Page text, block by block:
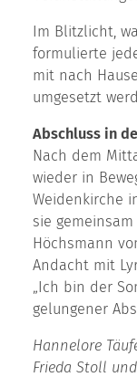
Im Blitzlicht,
formulierte
mit nach
umgesetzt
Abschluss in
Nach dem
wieder in
Weidenkirche
sie
Höchsmann
Andacht mit
„Ich bin der
gelungener
Hannelore
Frieda Stoll